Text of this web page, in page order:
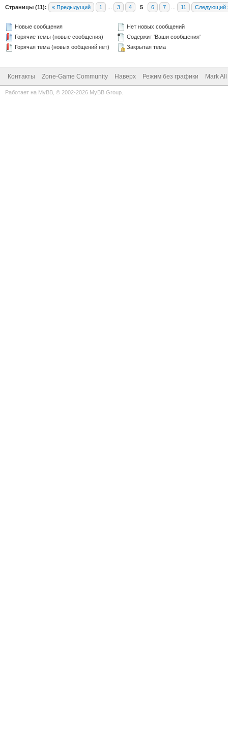
Страницы (11): « Предыдущий 1 3 4 5 6 7 11 Следующий
Новые сообщения
Горячие темы (новые сообщения)
Горячая тема (новых ообщений нет)
Нет новых сообщений
Содержит 'Ваши сообщения'
Закрытая тема
Контакты Zone-Game Community Наверх Режим без графики Mark
Работает на MyBB , © 2002-2026 MyBB Group